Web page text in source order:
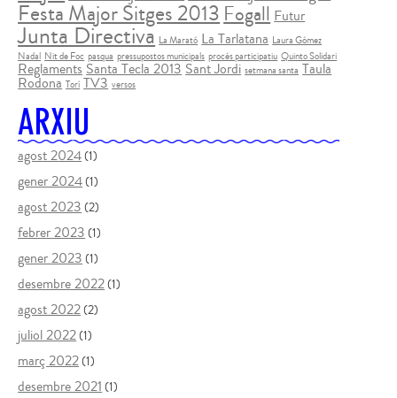
Festa Major Sitges 2013 Fogall Futur
Junta Directiva La Marató La Tarlatana Laura Gómez
Nadal Nit de Foc pasqua pressupostos municipals procés participatiu Quinto Solidari
Reglaments Santa Tecla 2013 Sant Jordi setmana santa Taula
Rodona Torí TV3 versos
ARXIU
agost 2024(1)
gener 2024(1)
agost 2023 (2)
febrer 2023 (1)
gener 2023 (1)
desembre 2022(1)
agost 2022(2)
juliol 2022(1)
març 2022(1)
desembre 2021 (1)